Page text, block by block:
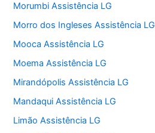
Morumbi Assistência LG
Morro dos Ingleses Assistência LG
Mooca Assistência LG
Moema Assistência LG
Mirandópolis Assistência LG
Mandaqui Assistência LG
Limão Assistência LG